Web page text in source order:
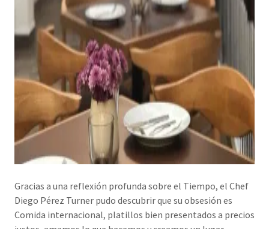
Gracias a una reflexión profunda sobre el Tiempo, el Chef
Diego Pérez Turner pudo descubrir que su obsesión es
Comida internacional, platillos bien presentados a precios